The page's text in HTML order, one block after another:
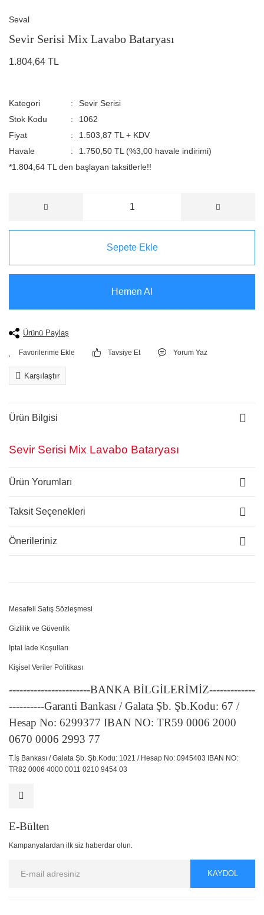
Seval
Sevir Serisi Mix Lavabo Bataryası
1.804,64 TL
Kategori
Sevir Serisi
Stok Kodu
1062
Fiyat
1.503,87 TL + KDV
Havale
1.750,50 TL (%3,00 havale indirimi)
*1.804,64 TL den başlayan taksitlerle!!
Sepete Ekle
Hemen Al
Ürünü Paylaş
Tavsiye Et Yorum Yaz
Karşılaştır
Ürün Bilgisi
Sevir Serisi Mix Lavabo Bataryası
Ürün Yorumları
Taksit Seçenekleri
Önerileriniz
Mesafeli Satış Sözleşmesi
Gizlilik ve Güvenlik
İptal İade Koşulları
Kişisel Veriler Politikası
-----------------------BANKA BİLGİLERİMİZ-------------
----------Garanti Bankası / Galata Şb. Şb.Kodu: 67 /
Hesap No: 6299377 IBAN NO: TR59 0006 2000
0670 0006 2993 77
T.İş Bankası / Galata Şb. Şb.Kodu: 1021 / Hesap No: 0945403 IBAN NO:
TR82 0006 4000 0011 0210 9454 03
E-Bülten
Kampanyalardan ilk siz haberdar olun.
KAYDOL